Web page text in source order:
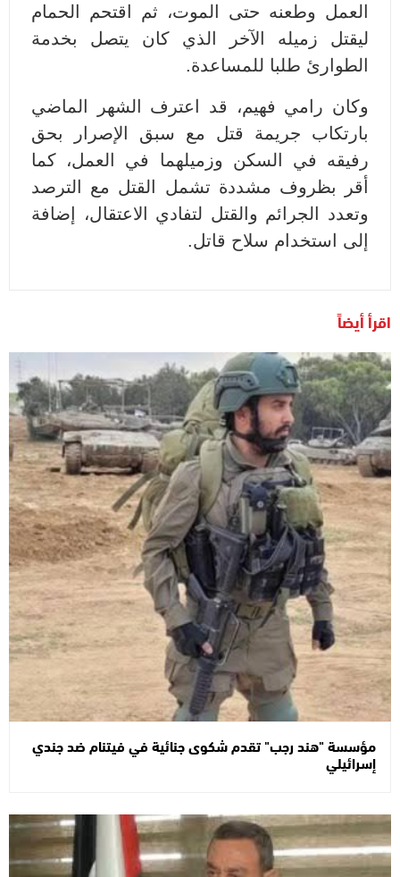
العمل وطعنه حتى الموت، ثم اقتحم الحمام
ليقتل زميله الآخر الذي كان يتصل بخدمة
الطوارئ طلبا للمساعدة.
وكان رامي فهيم، قد اعترف الشهر الماضي
بارتكاب جريمة قتل مع سبق الإصرار بحق
رفيقه في السكن وزميلهما في العمل، كما
أقر بظروف مشددة تشمل القتل مع الترصد
وتعدد الجرائم والقتل لتفادي الاعتقال، إضافة
إلى استخدام سلاح قاتل.
اقرأ أيضاً
مؤسسة "هند رجب" تقدم شكوى جنائية في فيتنام ضد جندي
إسرائيلي